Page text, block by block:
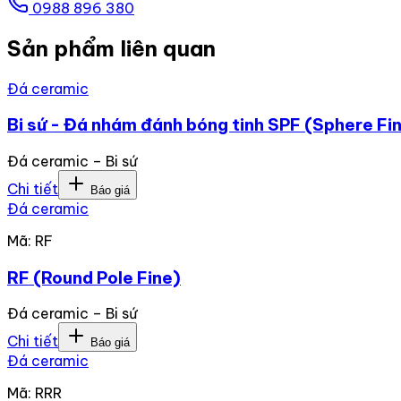
0988 896 380
Sản phẩm liên quan
Đá ceramic
Bi sứ - Đá nhám đánh bóng tinh SPF (Sphere
Đá ceramic – Bi sứ
Chi tiết
Báo giá
Đá ceramic
Mã: RF
RF (Round Pole Fine)
Đá ceramic – Bi sứ
Chi tiết
Báo giá
Đá ceramic
Mã: RRR